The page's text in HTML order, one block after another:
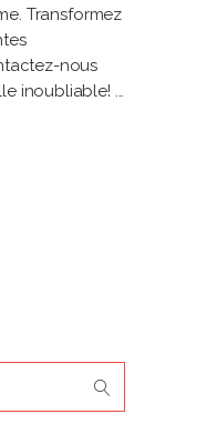
Transformez
nous
inoubliable!